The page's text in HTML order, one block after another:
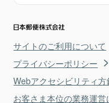
サイトのご利用について
プライバシーポリシー
Webアクセシビリティ方
お客さま本位の業務運